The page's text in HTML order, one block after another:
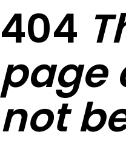
404
page
not